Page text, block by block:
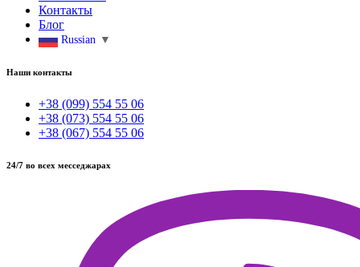
Контакты
Блог
Russian ▼
Наши контакты
+38 (099) 554 55 06
+38 (073) 554 55 06
+38 (067) 554 55 06
24/7 во всех месседжарах